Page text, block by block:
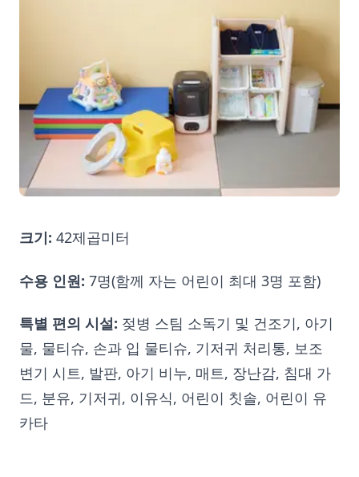
크기: 42제곱미터
수용 인원: 7명(함께 자는 어린이 최대 3명 포함)
특별 편의 시설: 젖병 스팀 소독기 및 건조기, 아기
물, 물티슈, 손과 입 물티슈, 기저귀 처리통, 보조
변기 시트, 발판, 아기 비누, 매트, 장난감, 침대 가
드, 분유, 기저귀, 이유식, 어린이 칫솔, 어린이 유
카타